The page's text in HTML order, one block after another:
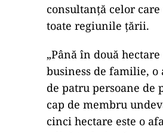
consultanţă celor
toate regiunile ţării.
„Până în două
business de familie,
de patru persoane de
cap de membru
cinci hectare este o